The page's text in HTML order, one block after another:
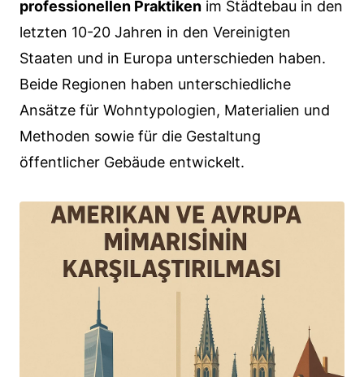
professionellen Praktiken im Städtebau in den
letzten 10-20 Jahren in den Vereinigten
Staaten und in Europa unterschieden haben.
Beide Regionen haben unterschiedliche
Ansätze für Wohntypologien, Materialien und
Methoden sowie für die Gestaltung
öffentlicher Gebäude entwickelt.